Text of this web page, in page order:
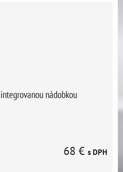
nádobkou
68 € s DPH